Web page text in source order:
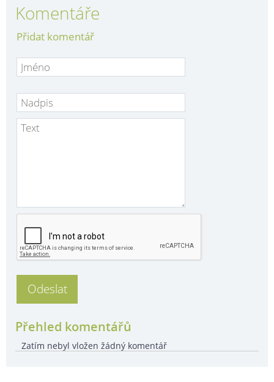
Komentáře
Přidat komentář
Přehled komentářů
Zatím nebyl vložen žádný komentář